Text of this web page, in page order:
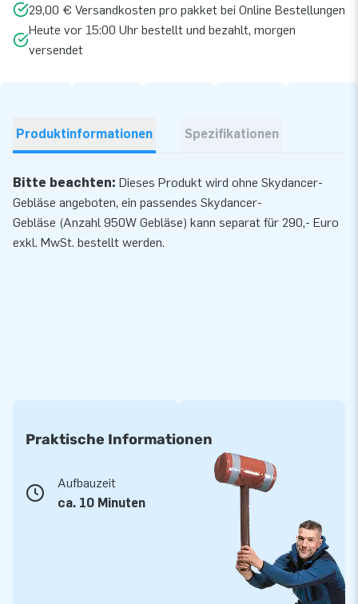
29,00 € Versandkosten pro pakket bei Online Bestellungen
Heute vor 15:00 Uhr bestellt und bezahlt, morgen
versendet
Produktinformationen Spezifikationen
Bitte beachten: Dieses Produkt wird ohne Skydancer-
Gebläse angeboten, ein passendes Skydancer-
Gebläse (Anzahl 950W Gebläse) kann separat für 290,- Euro
exkl. MwSt. bestellt werden.
Praktische Informationen
Aufbauzeit
ca. 10 Minuten